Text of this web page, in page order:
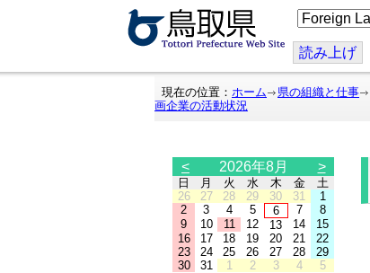
こ
の
ジ
を
翻
読み上げ
現在の位置： ホーム 県の組織と仕事
画企業の活動状況
< 2026年8月 >
日 月 火 水 木 金
土
26
27 28 29 30 31
1
2
3 4 5 6 7
8
9
10 11 12 13 14
15
16
17 18 19 20 21
22
23
24 25 26 27 28
29
30
31 1 2 3 4 5